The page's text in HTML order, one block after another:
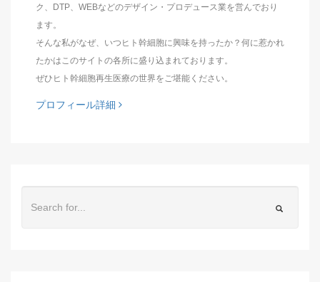
ク、DTP、WEBなどのデザイン・プロデュース業を営んでおり
ます。
そんな私がなぜ、いつヒト幹細胞に興味を持ったか？何に惹かれ
たかはこのサイトの各所に盛り込まれております。
ぜひヒト幹細胞再生医療の世界をご堪能ください。
プロフィール詳細